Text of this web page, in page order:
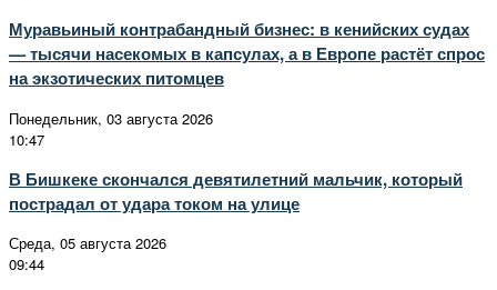
Муравьиный контрабандный бизнес: в кенийских судах
— тысячи насекомых в капсулах, а в Европе растёт спрос
на экзотических питомцев
Понедельник, 03 августа 2026
10:47
В Бишкеке скончался девятилетний мальчик, который
пострадал от удара током на улице
Среда, 05 августа 2026
09:44